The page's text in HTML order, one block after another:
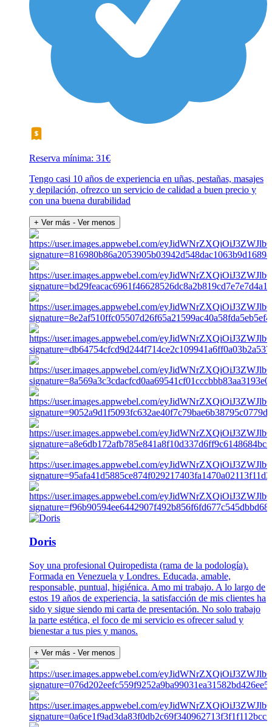
Reserva mínima: 31€
Tengo casi 10 años de experiencia en uñas, pestañas, masajes
y depilación, ofrezco un servicio de calidad a buen precio y
con una buena durabilidad
+ Ver más - Ver menos
Doris
Soy una profesional Quiropedista (rama de la podología).
Formada en Venezuela y Londres. Educada, amable,
responsable, puntual, higiénica. Amo mi trabajo. A lo largo de
estos 19 años de experiencia, la satisfacción de mis clientes ha
sido y sigue siendo mi carta de presentación. No solo trabajo
la parte estética, el foco de mi servicio es ofrecer salud y
bienestar a tus pies y manos.
+ Ver más - Ver menos